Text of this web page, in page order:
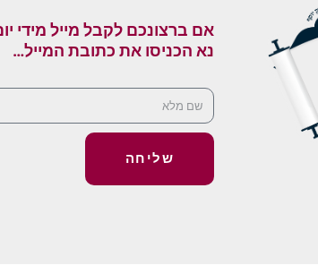
אם ברצונכם לקבל מייל מידי
נא הכניסו את כתובת המייל…
שליחה